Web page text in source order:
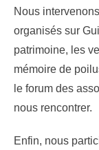
Nous
organisés sur
patrimoine, les
mémoire de
le forum des
nous rencontrer.
Enfin, nous